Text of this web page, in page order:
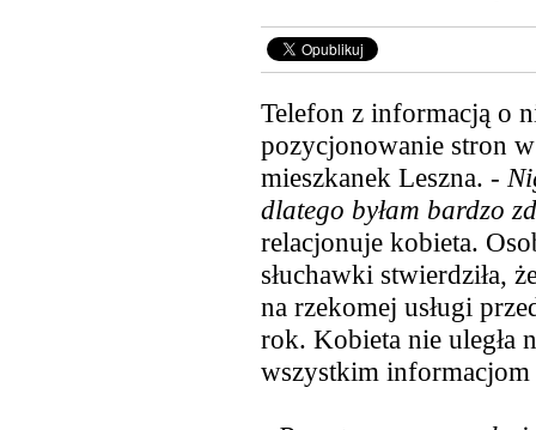
Telefon z informacją o
pozycjonowanie stron
mieszkanek Leszna. -
dlatego byłam bardzo
relacjonuje kobieta.
słuchawki stwierdziła,
na rzekomej usługi
rok. Kobieta nie uległa
wszystkim informacjom